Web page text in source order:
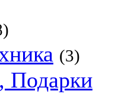
(3)
Подарки